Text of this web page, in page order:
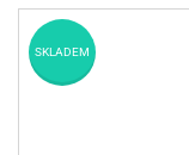
SKLADEM